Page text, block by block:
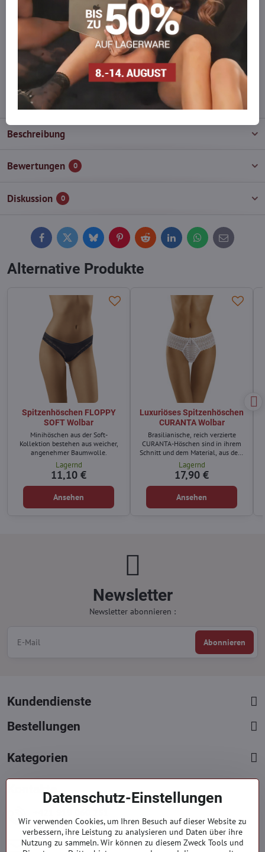
Möchten Sie mehr bestellen, als wir
auf Lager haben?
Zögern Sie nicht, uns zu kontaktieren, wir füllen die Ware für Sie
wieder auf!
info​@everlady​.eu
Beschreibung
Bewertungen 0
Diskussion 0
FacebookTwitterBlueskyPinterestReddit LinkedInWhatsApp
E-
mail
Alternative Produkte
Spitzenhöschen FLOPPY
SOFT Wolbar
Minihöschen aus der Soft-
Kollektion bestehen aus weicher,
angenehmer Baumwolle.
Lagernd
11,10 €
Ansehen
Luxuriöses Spitzenhöschen
CURANTA Wolbar
Brasilianische, reich verzierte
CURANTA-Höschen sind in ihrem
Schnitt und dem Material, aus dem
sie gefertigt sind, ungewöhnlich.
Lagernd
17,90 €
Ansehen
Newsletter
Newsletter abonnieren :
Abonnieren
Kundendienste
Bestellungen
Kategorien
Kontakte
Mont. - Freit. : 09:00 - 15:00 hod.
info​@everlady​.eu
Datenschutz-Einstellungen
Wir verwenden Cookies, um Ihren Besuch auf dieser Website zu
verbessern, ihre Leistung zu analysieren und Daten über ihre
Nutzung zu sammeln. Wir können zu diesem Zweck Tools und